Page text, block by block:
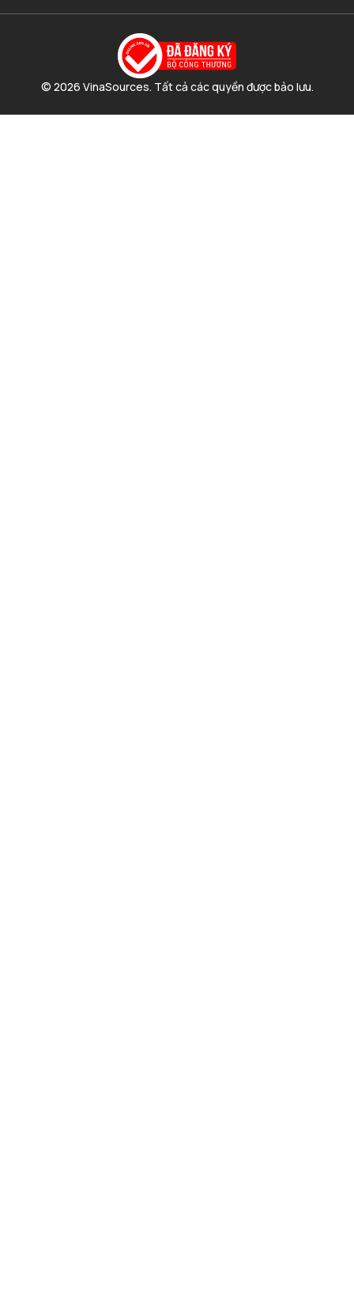
© 2026 VinaSources. Tất cả các quyền được bảo lưu.